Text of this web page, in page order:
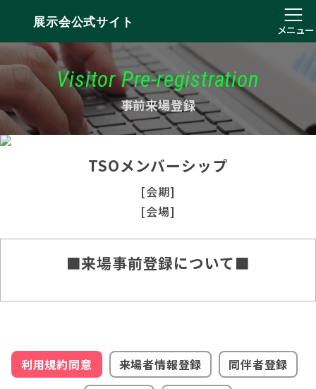
展示会公式サイト
メニュー
Visitor Pre-registration
事前来場登録
TSOメンバーシップ
[会期]
[会場]
■来場事前登録について■
利用規約同意 来場者情報登録
同伴者登録